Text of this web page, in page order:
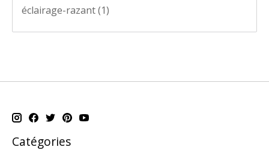
éclairage-razant(1)
Catégories